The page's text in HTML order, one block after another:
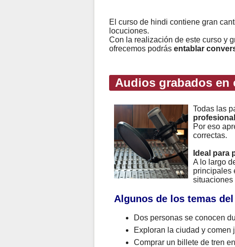
El curso de hindi contiene gran
locuciones.
Con la realización de este curso y
ofrecemos podrás entablar
Audios grabados en
Todas las
Por eso
correctas.
Ideal para
A lo largo
principales
situaciones
Algunos de los temas
Dos personas se conocen
Exploran la ciudad y comen
Comprar un billete de tren